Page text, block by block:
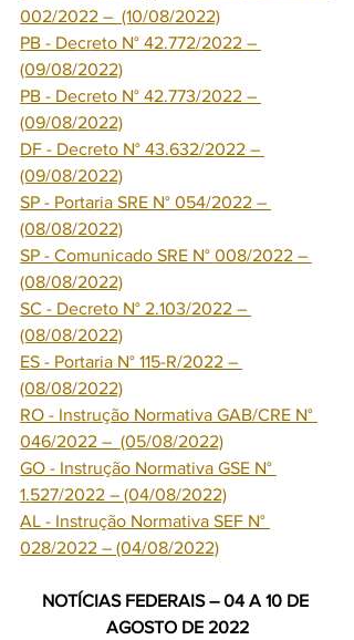
002/2022 –  (10/08/2022)
PB - Decreto N° 42.772/2022 –
(09/08/2022)
PB - Decreto N° 42.773/2022 –
(09/08/2022)
DF - Decreto N° 43.632/2022 –
(09/08/2022)
SP - Portaria SRE N° 054/2022 –
(08/08/2022)
SP - Comunicado SRE N° 008/2022 –
(08/08/2022)
SC - Decreto N° 2.103/2022 –
(08/08/2022)
ES - Portaria N° 115-R/2022 –
(08/08/2022)
RO - Instrução Normativa GAB/CRE N°
046/2022 –  (05/08/2022)
GO - Instrução Normativa GSE N°
1.527/2022 – (04/08/2022)
AL - Instrução Normativa SEF N°
028/2022 – (04/08/2022)
NOTÍCIAS FEDERAIS – 04 A 10 DE
AGOSTO DE 2022